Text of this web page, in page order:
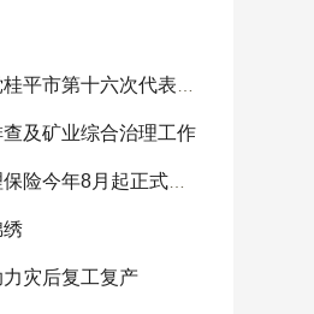
及矿业综合治理工作
绣
灾后复工复产